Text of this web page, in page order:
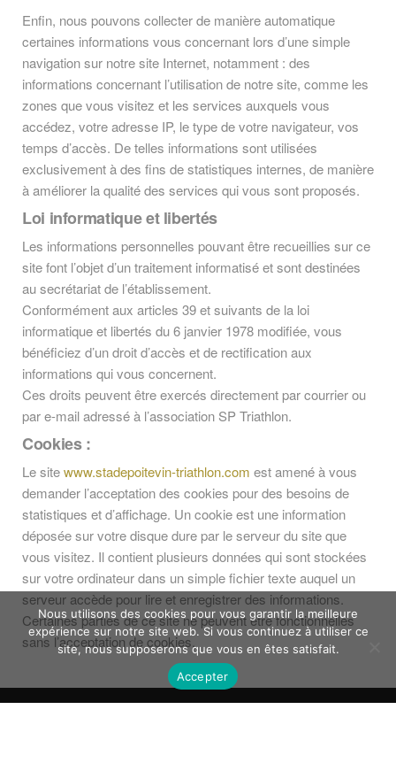
Enfin, nous pouvons collecter de manière automatique
certaines informations vous concernant lors d’une simple
navigation sur notre site Internet, notamment : des
informations concernant l’utilisation de notre site, comme les
zones que vous visitez et les services auxquels vous
accédez, votre adresse IP, le type de votre navigateur, vos
temps d’accès. De telles informations sont utilisées
exclusivement à des fins de statistiques internes, de manière
à améliorer la qualité des services qui vous sont proposés.
Loi informatique et libertés
Les informations personnelles pouvant être recueillies sur ce
site font l’objet d’un traitement informatisé et sont destinées
au secrétariat de l’établissement.
Conformément aux articles 39 et suivants de la loi
informatique et libertés du 6 janvier 1978 modifiée, vous
bénéficiez d’un droit d’accès et de rectification aux
informations qui vous concernent.
Ces droits peuvent être exercés directement par courrier ou
par e-mail adressé à l’association SP Triathlon.
Cookies :
Le sitewww.stadepoitevin-triathlon.com est amené à vous
demander l’acceptation des cookies pour des besoins de
statistiques et d’affichage. Un cookie est une information
déposée sur votre disque dure par le serveur du site que
vous visitez. Il contient plusieurs données qui sont stockées
sur votre ordinateur dans un simple fichier texte auquel un
serveur accède pour lire et enregistrer des informations.
Certaines parties de ce site ne peuvent être fonctionnelles
sans l’acceptation de cookies.
Nous utilisons des cookies pour vous garantir la meilleure
expérience sur notre site web. Si vous continuez à utiliser ce
site, nous supposerons que vous en êtes satisfait.
Accepter